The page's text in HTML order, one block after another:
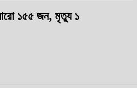
১৫৫ জন, মৃত্যু ১